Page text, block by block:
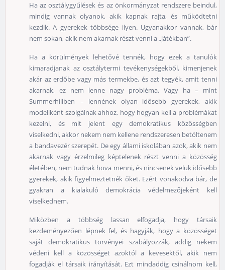
Ha az osztálygyűlések és az önkormányzat rendszere beindul,
mindig vannak olyanok, akik kapnak rajta, és működtetni
kezdik. A gyerekek többsége ilyen. Ugyanakkor vannak, bár
nem sokan, akik nem akarnak részt venni a „játékban”.
Ha a körülmények lehetővé tennék, hogy ezek a tanulók
kimaradjanak az osztálytermi tevékenységekből, kimenjenek
akár az erdőbe vagy más termekbe, és azt tegyék, amit tenni
akarnak, ez nem lenne nagy probléma. Vagy ha – mint
Summerhillben – lennének olyan idősebb gyerekek, akik
modellként szolgálnak ahhoz, hogy hogyan kell a problémákat
kezelni, és mit jelent egy demokratikus közösségben
viselkedni, akkor nekem nem kellene rendszeresen betöltenem
a bandavezér szerepét. De egy állami iskolában azok, akik nem
akarnak vagy érzelmileg képtelenek részt venni a közösség
életében, nem tudnak hova menni, és nincsenek velük idősebb
gyerekek, akik figyelmeztetnék őket. Ezért vonakodva bár, de
gyakran a kialakuló demokrácia védelmezőjeként kell
viselkednem.
Miközben a többség lassan elfogadja, hogy társaik
kezdeményezően lépnek fel, és hagyják, hogy a közösséget
saját demokratikus törvényei szabályozzák, addig nekem
védeni kell a közösséget azoktól a kevesektől, akik nem
fogadják el társaik irányítását. Ezt mindaddig csinálnom kell,